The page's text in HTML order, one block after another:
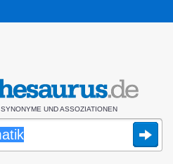
SYNONYME UND ASSOZIATIONEN